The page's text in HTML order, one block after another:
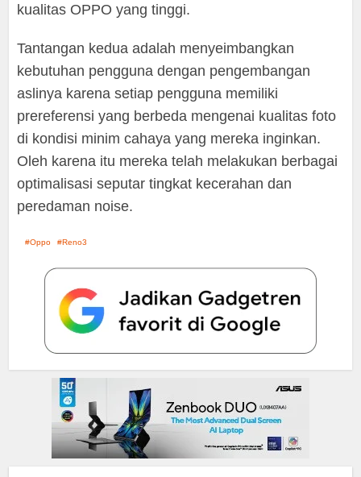
kualitas OPPO yang tinggi.
Tantangan kedua adalah menyeimbangkan
kebutuhan pengguna dengan pengembangan
aslinya karena setiap pengguna memiliki
prereferensi yang berbeda mengenai kualitas foto
di kondisi minim cahaya yang mereka inginkan.
Oleh karena itu mereka telah melakukan berbagai
optimalisasi seputar tingkat kecerahan dan
peredaman noise.
Oppo Reno3